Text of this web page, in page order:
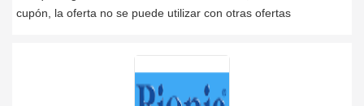
cupón, la oferta no se puede utilizar con otras ofertas